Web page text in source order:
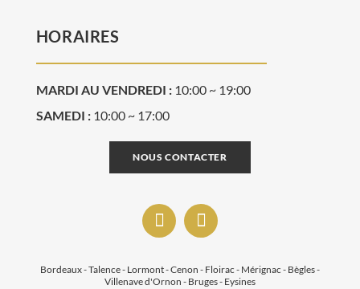
HORAIRES
MARDI AU VENDREDI : 10:00 ~ 19:00
SAMEDI : 10:00 ~ 17:00
NOUS CONTACTER
Bordeaux - Talence - Lormont - Cenon - Floirac - Mérignac - Bègles -
Villenave d'Ornon - Bruges - Eysines